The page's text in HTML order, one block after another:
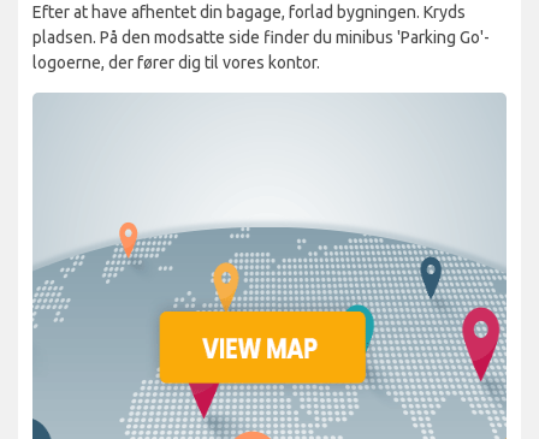
Efter at have afhentet din bagage, forlad bygningen. Kryds
pladsen. På den modsatte side finder du minibus 'Parking Go'-
logoerne, der fører dig til vores kontor.